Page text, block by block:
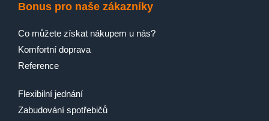
Bonus pro naše zákazníky
Co můžete získat nákupem u nás?
Komfortní doprava
Reference
Flexibilní jednání
Zabudování spotřebičů